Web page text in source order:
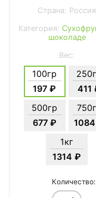
Страна: Россия
Категория:
шоколаде
Вес:
100гр
197 ₽
411
500гр
677 ₽
1кг
1314 ₽
Количество: